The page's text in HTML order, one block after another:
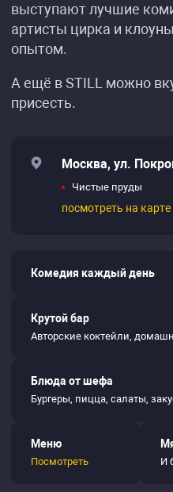
выступают лучшие
артисты цирка и
опытом.
А ещё в STILL можно
присесть.
Москва, ул.
Чистые пруды
посмотреть на карте
Комедия каждый день
Крутой бар
Авторские коктейли,
Блюда от шефа
Бургеры, пицца, салаты,
Меню
Посмотреть И